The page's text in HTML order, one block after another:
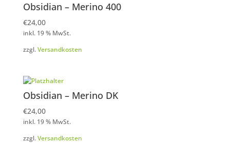
Obsidian – Merino 400
€24,00
inkl. 19 % MwSt.
zzgl.Versandkosten
Obsidian – Merino DK
€24,00
inkl. 19 % MwSt.
zzgl.Versandkosten